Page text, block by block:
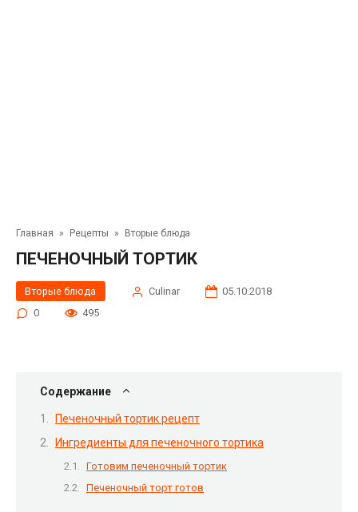
Главная » Рецепты » Вторые блюда
ПЕЧЕНОЧНЫЙ ТОРТИК
Вторые блюда Сulinar
05.10.2018
0
495
Содержание
Печеночный тортик рецепт
Ингредиенты для печеночного тортика
Готовим печеночный тортик
Печеночный торт готов